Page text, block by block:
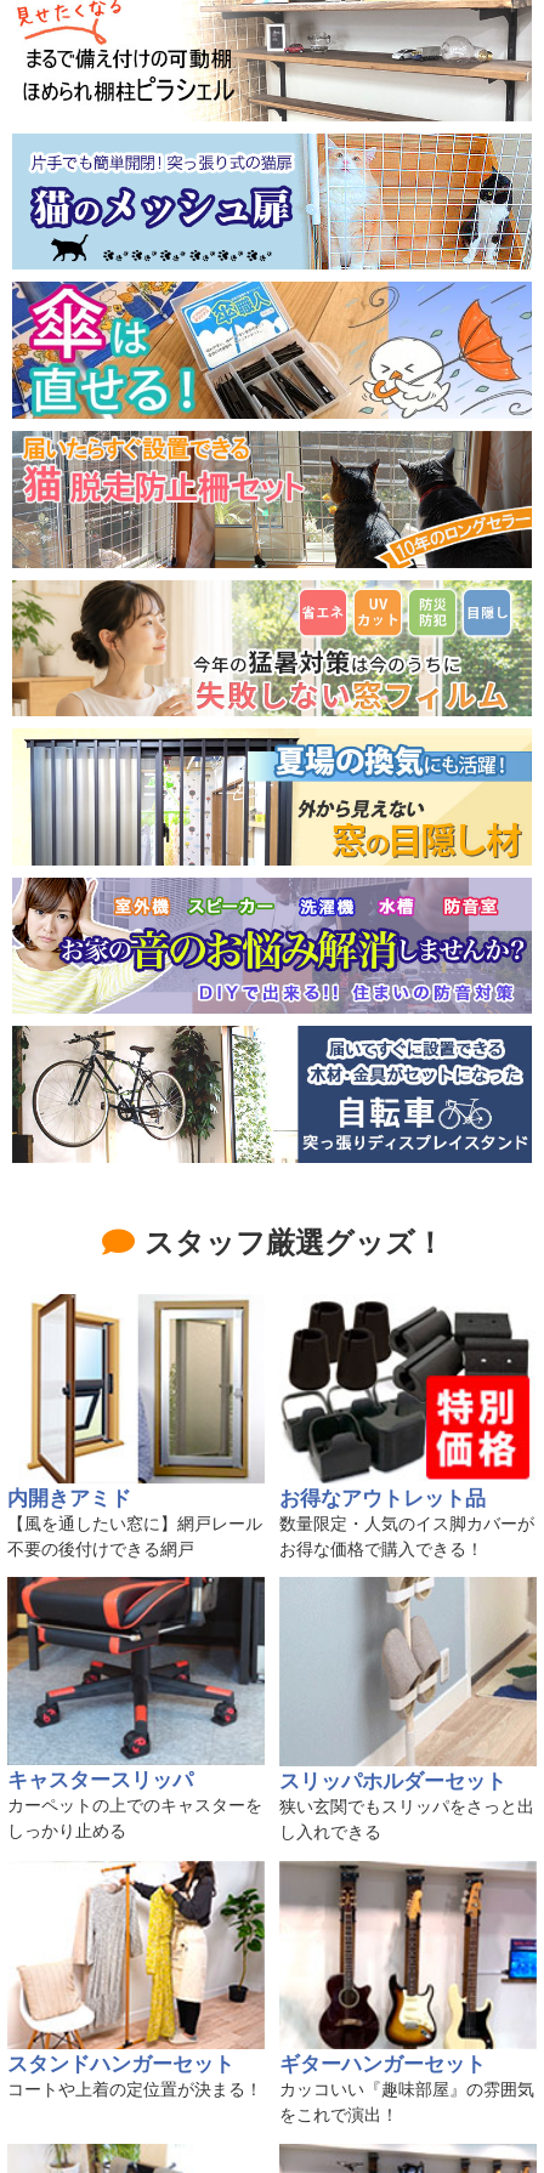
スタッフ厳選グッズ！
内開きアミド
【風を通したい窓に】網戸レール
不要の後付けできる網戸
お得なアウトレット品
数量限定・人気のイス脚カバーが
お得な価格で購入できる！
キャスタースリッパ
カーペットの上でのキャスターを
しっかり止める
スリッパホルダーセット
狭い玄関でもスリッパをさっと出
し入れできる
スタンドハンガーセット
コートや上着の定位置が決まる！
ギターハンガーセット
カッコいい『趣味部屋』の雰囲気
をこれで演出！